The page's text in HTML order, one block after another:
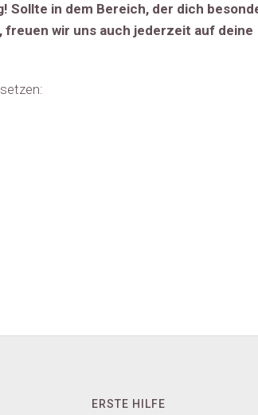
Sollte in dem Bereich, der dich
wir uns auch jederzeit auf deine
ERSTE HILFE